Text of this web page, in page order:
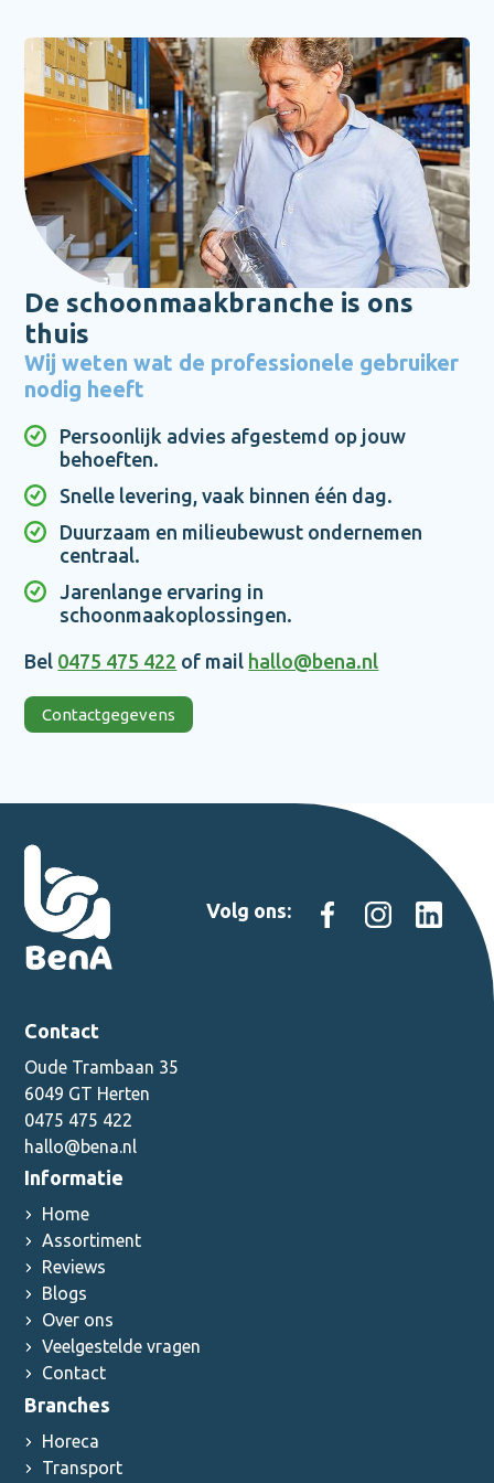
De schoonmaakbranche is ons
thuis
Wij weten wat de professionele gebruiker
nodig heeft
Persoonlijk advies afgestemd op jouw
behoeften.
Snelle levering, vaak binnen één dag.
Duurzaam en milieubewust ondernemen
centraal.
Jarenlange ervaring in
schoonmaakoplossingen.
Bel 0475 475 422 of mail hallo@bena.nl
Contactgegevens
Volg ons:
Contact
Oude Trambaan 35
6049 GT Herten
0475 475 422
hallo@bena.nl
Informatie
Home
Assortiment
Reviews
Blogs
Over ons
Veelgestelde vragen
Contact
Branches
Horeca
Transport